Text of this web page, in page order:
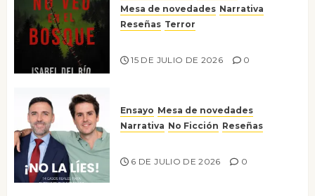
Mesa de novedades Narrativa
Reseñas Terror
15 DE JULIO DE 2026 0
Ensayo Mesa de novedades
Narrativa No Ficción Reseñas
6 DE JULIO DE 2026 0